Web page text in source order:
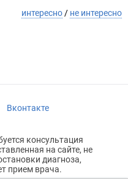
интересно / не интересно
Вконтакте
консультация
на сайте, не
диагноза,
прием врача.